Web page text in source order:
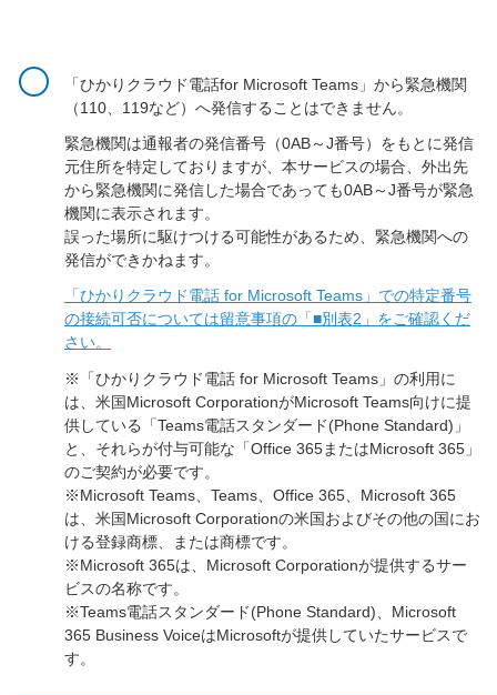
「ひかりクラウド電話for Microsoft Teams」から緊急機関
（110、119など）へ発信することはできません。
緊急機関は通報者の発信番号（0AB～J番号）をもとに発信
元住所を特定しておりますが、本サービスの場合、外出先
から緊急機関に発信した場合であっても0AB～J番号が緊急
機関に表示されます。
誤った場所に駆けつける可能性があるため、緊急機関への
発信ができかねます。
「ひかりクラウド電話 for Microsoft Teams」での特定番号
の接続可否については留意事項の「■別表2」をご確認くだ
さい。
※「ひかりクラウド電話 for Microsoft Teams」の利用に
は、米国Microsoft CorporationがMicrosoft Teams向けに提
供している「Teams電話スタンダード(Phone Standard)」
と、それらが付与可能な「Office 365またはMicrosoft 365」
のご契約が必要です。
※Microsoft Teams、Teams、Office 365、Microsoft 365
は、米国Microsoft Corporationの米国およびその他の国にお
ける登録商標、または商標です。
※Microsoft 365は、Microsoft Corporationが提供するサー
ビスの名称です。
※Teams電話スタンダード(Phone Standard)、Microsoft
365 Business VoiceはMicrosoftが提供していたサービスで
す。